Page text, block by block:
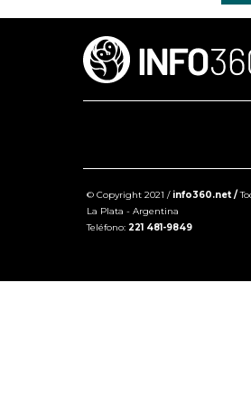
© Copyright 2021 / info360.net /
La Plata - Argentina
Teléfono: 221 481-9849